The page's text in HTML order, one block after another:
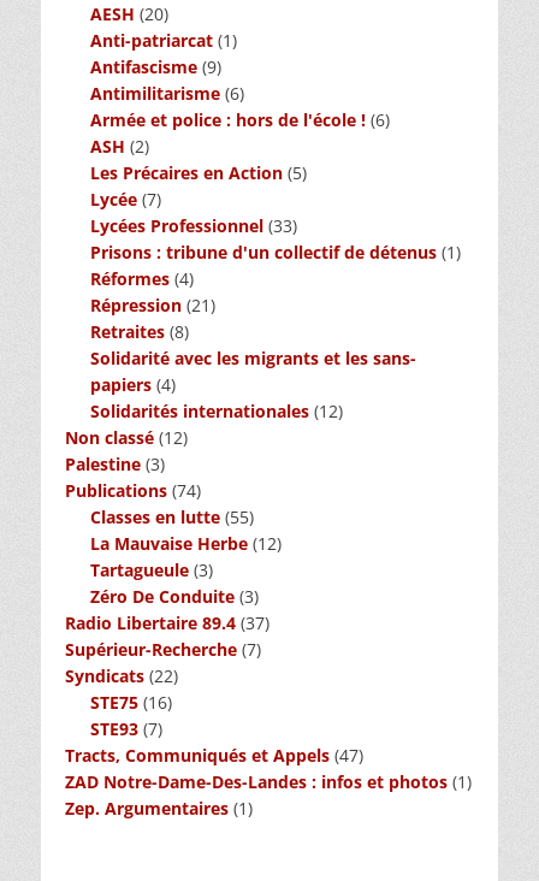
AESH (20)
Anti-patriarcat (1)
Antifascisme (9)
Antimilitarisme (6)
Armée et police : hors de l'école ! (6)
ASH (2)
Les Précaires en Action (5)
Lycée (7)
Lycées Professionnel (33)
Prisons : tribune d'un collectif de détenus (1)
Réformes (4)
Répression (21)
Retraites (8)
Solidarité avec les migrants et les sans-
papiers (4)
Solidarités internationales (12)
Non classé (12)
Palestine (3)
Publications (74)
Classes en lutte (55)
La Mauvaise Herbe (12)
Tartagueule (3)
Zéro De Conduite (3)
Radio Libertaire 89.4 (37)
Supérieur-Recherche (7)
Syndicats (22)
STE75 (16)
STE93 (7)
Tracts, Communiqués et Appels (47)
ZAD Notre-Dame-Des-Landes : infos et photos (1)
Zep. Argumentaires (1)